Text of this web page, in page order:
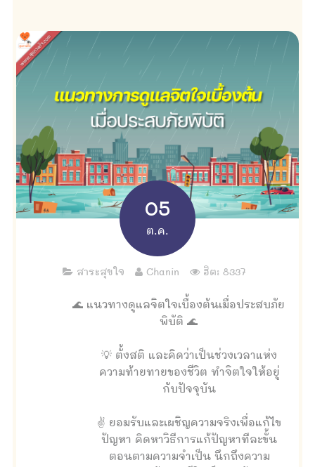
05
ต.ค.
สาระสุขใจ Chanin ฮิต: 8337
🌊 แนวทางดูแลจิตใจเบื้องต้นเมื่อประสบภัย
พิบัติ 🌊
💡 ตั้งสติ และคิดว่าเป็นช่วงเวลาแห่ง
ความท้ายทายของชีวิต ทำจิตใจให้อยู่
กับปัจจุบัน
✌️ ยอมรับและเผชิญความจริงเพื่อแก้ไข
ปัญหา คิดหาวิธีการแก้ปัญหาทีละขั้น
ตอนตามความจำเป็น นึกถึงความ